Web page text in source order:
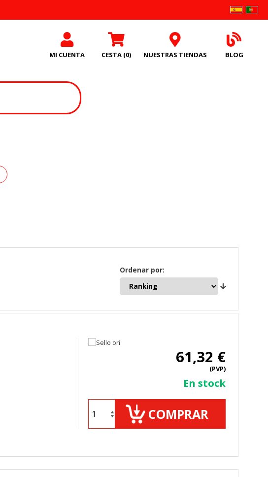
MI CUENTA CESTA (0) NUESTRAS TIENDAS BLOG
Ordenar por:
61,32 €
(PVP)
En stock
COMPRAR